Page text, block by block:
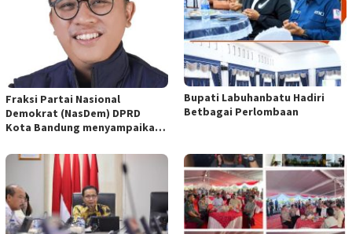
Fraksi Partai Nasional
Demokrat (NasDem) DPRD
Kota Bandung menyampaikan
empat Rancangan Peraturan
Daerah (Raperda) yang
diajukan Pemerintah Kota
Bandung
Bupati Labuhanbatu Hadiri
Betbagai Perlombaan